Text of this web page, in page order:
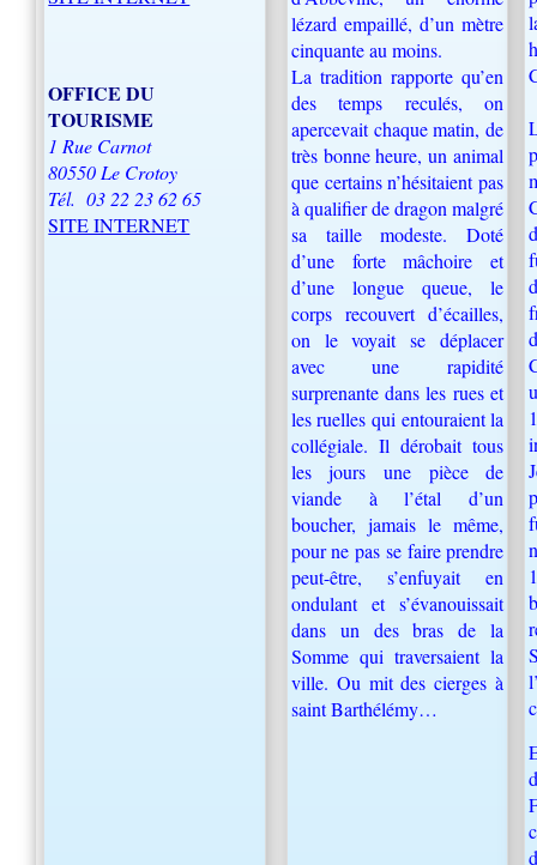
OFFICE DU
TOURISME
1 Rue Carnot
80550 Le Crotoy
Tél. 03 22 23 62 65
SITE INTERNET
lézard empaillé, d’un mètre
cinquante au moins.
La tradition rapporte qu’en
des temps reculés, on
apercevait chaque matin, de
très bonne heure, un animal
que certains n’hésitaient pas
à qualifier de dragon malgré
sa taille modeste. Doté
d’une forte mâchoire et
d’une longue queue, le
corps recouvert d’écailles,
on le voyait se déplacer
avec une rapidité
surprenante dans les rues et
les ruelles qui entouraient la
collégiale. Il dérobait tous
les jours une pièce de
viande à l’étal d’un
boucher, jamais le même,
pour ne pas se faire prendre
peut-être, s’enfuyait en
ondulant et s’évanouissait
dans un des bras de la
Somme qui traversaient la
ville. Ou mit des cierges à
saint Barthélémy…